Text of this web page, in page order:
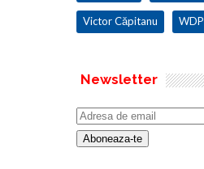
Victor Căpitanu WDP
Newsletter